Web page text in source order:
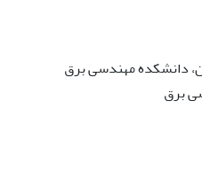
دانشکده مهندسی برق
برق